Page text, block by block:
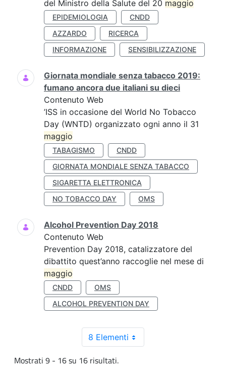
del Ministro della Salute del 20 maggio
EPIDEMIOLOGIA
CNDD
AZZARDO
RICERCA
INFORMAZIONE
SENSIBILIZZAZIONE
Giornata mondiale senza tabacco 2019:
fumano ancora due italiani su dieci
Contenuto Web
’ISS in occasione del World No Tobacco
Day (WNTD) organizzato ogni anno il 31
maggio
TABAGISMO
CNDD
GIORNATA MONDIALE SENZA TABACCO
SIGARETTA ELETTRONICA
NO TOBACCO DAY
OMS
Alcohol Prevention Day 2018
Contenuto Web
Prevention Day 2018, catalizzatore del
dibattito quest’anno raccoglie nel mese di
maggio
CNDD
OMS
ALCOHOL PREVENTION DAY
8 Elementi
Mostrati 9 - 16 su 16 risultati.